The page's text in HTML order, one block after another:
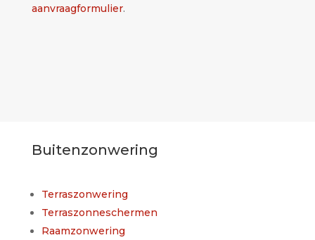
aanvraagformulier.
Buitenzonwering
Terraszonwering
Terraszonneschermen
Raamzonwering